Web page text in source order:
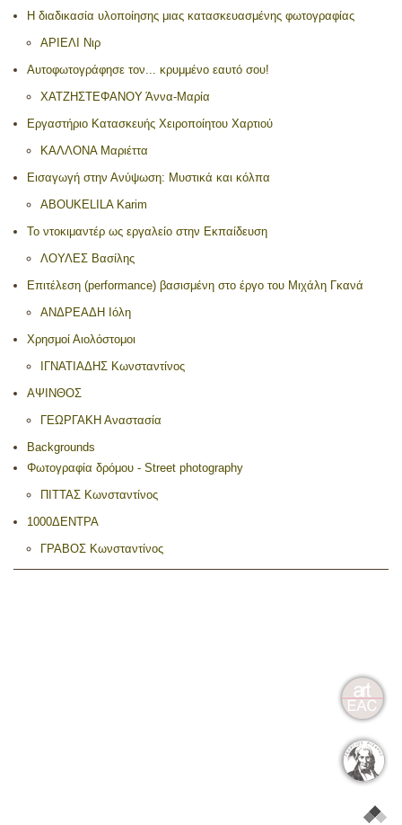
Η διαδικασία υλοποίησης μιας κατασκευασμένης φωτογραφίας
ΑΡΙΕΛΙ Νιρ
Αυτοφωτογράφησε τον... κρυμμένο εαυτό σου!
ΧΑΤΖΗΣΤΕΦΑΝΟΥ Άννα-Μαρία
Εργαστήριο Κατασκευής Χειροποίητου Χαρτιού
ΚΑΛΛΟΝΑ Μαριέττα
Εισαγωγή στην Ανύψωση: Μυστικά και κόλπα
ABOUKELILA Karim
Το ντοκιμαντέρ ως εργαλείο στην Εκπαίδευση
ΛΟΥΛΕΣ Βασίλης
Επιτέλεση (performance) βασισμένη στο έργο του Μιχάλη Γκανά
ΑΝΔΡΕΑΔΗ Ιόλη
Χρησμοί Αιολόστομοι
ΙΓΝΑΤΙΑΔΗΣ Κωνσταντίνος
ΑΨΙΝΘΟΣ
ΓΕΩΡΓΑΚΗ Αναστασία
Backgrounds
Φωτογραφία δρόμου - Street photography
ΠΙΤΤΑΣ Κωνσταντίνος
1000ΔΕΝΤΡΑ
ΓΡΑΒΟΣ Κωνσταντίνος